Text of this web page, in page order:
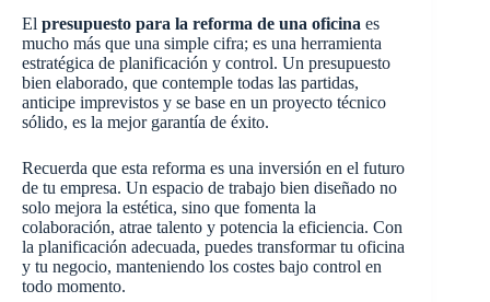
El presupuesto para la reforma de una oficina es
mucho más que una simple cifra; es una herramienta
estratégica de planificación y control. Un presupuesto
bien elaborado, que contemple todas las partidas,
anticipe imprevistos y se base en un proyecto técnico
sólido, es la mejor garantía de éxito.
Recuerda que esta reforma es una inversión en el futuro
de tu empresa. Un espacio de trabajo bien diseñado no
solo mejora la estética, sino que fomenta la
colaboración, atrae talento y potencia la eficiencia. Con
la planificación adecuada, puedes transformar tu oficina
y tu negocio, manteniendo los costes bajo control en
todo momento.